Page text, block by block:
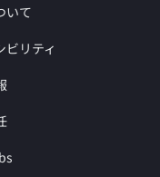
いて
ビリティ